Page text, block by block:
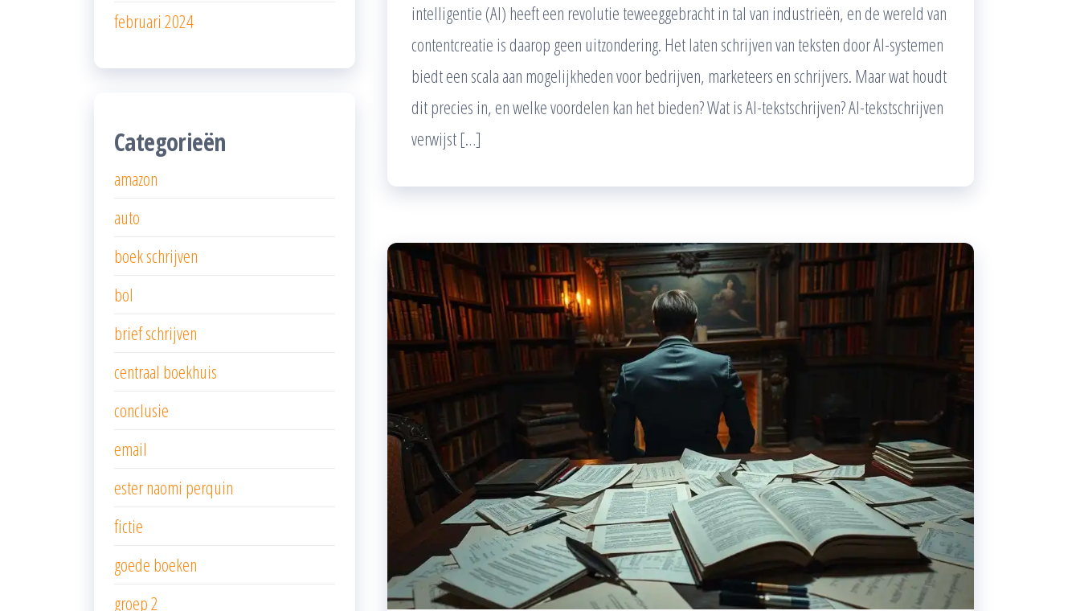
intelligentie (AI) heeft een revolutie teweeggebracht in tal van industrieën, en de wereld van
contentcreatie is daarop geen uitzondering. Het laten schrijven van teksten door AI-systemen
biedt een scala aan mogelijkheden voor bedrijven, marketeers en schrijvers. Maar wat houdt
dit precies in, en welke voordelen kan het bieden? Wat is AI-tekstschrijven? AI-tekstschrijven
verwijst […]
februari 2024
Categorieën
amazon
auto
boek schrijven
bol
brief schrijven
centraal boekhuis
conclusie
email
ester naomi perquin
fictie
goede boeken
groep 2